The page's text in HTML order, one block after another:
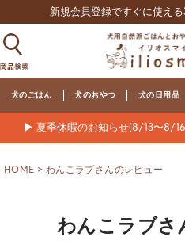
新規会員登録ですぐに使え
犬のごはん 犬のおやつ 犬の日用品
▶ 夏季休暇のお知らせ(8/13〜8/
HOME わんこラブさんのレビュー
わんこラブさ